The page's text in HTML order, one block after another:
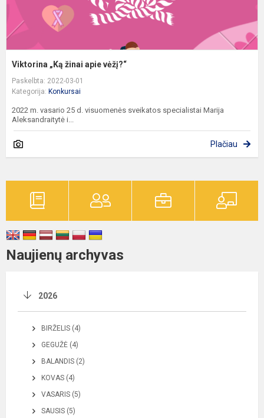
Viktorina „Ką žinai apie vėžį?“
Paskelbta: 2022-03-01
Kategorija: Konkursai
2022 m. vasario 25 d. visuomenės sveikatos specialistai Marija
Aleksandraitytė i...
Plačiau
Naujienų archyvas
2026
BIRŽELIS (4)
GEGUŽĖ (4)
BALANDIS (2)
KOVAS (4)
VASARIS (5)
SAUSIS (5)